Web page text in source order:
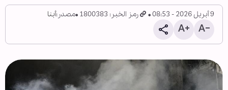
9 أبريل 2026 - 08:53 رمز الخبر: 1800383 مصدر:أبنا